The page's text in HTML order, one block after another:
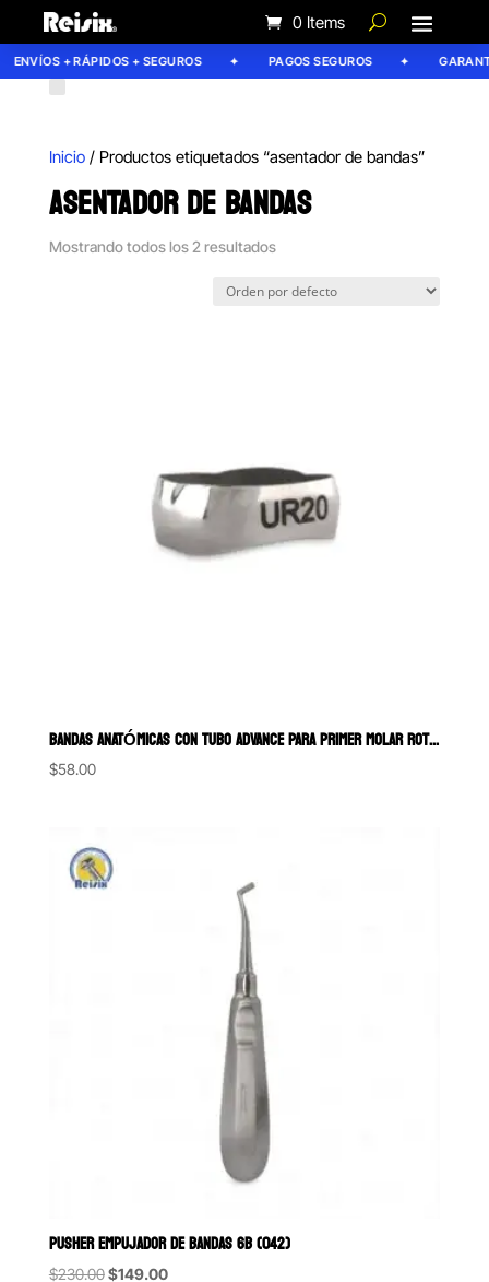
0 Items
ENVÍOS + RÁPIDOS + SEGUROS PAGOS SEGUROS
Inicio/ Productos etiquetados “asentador de bandas”
ASENTADOR DE BANDAS
Mostrando todos los 2 resultados
BANDAS ANATÓMICAS CON TUBO ADVANCE PARA PRIMER MOLAR ROTH.22
$58.00
PUSHER EMPUJADOR DE BANDAS 6B (042)
$230.00Original
$149.00Current